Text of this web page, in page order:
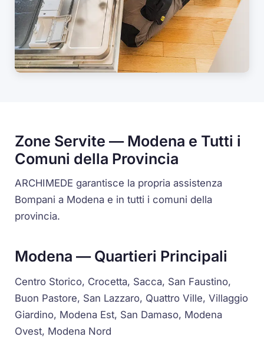
Zone Servite — Modena e Tutti i
Comuni della Provincia
ARCHIMEDE garantisce la propria assistenza
Bompani a Modena e in tutti i comuni della
provincia.
Modena — Quartieri Principali
Centro Storico, Crocetta, Sacca, San Faustino,
Buon Pastore, San Lazzaro, Quattro Ville, Villaggio
Giardino, Modena Est, San Damaso, Modena
Ovest, Modena Nord